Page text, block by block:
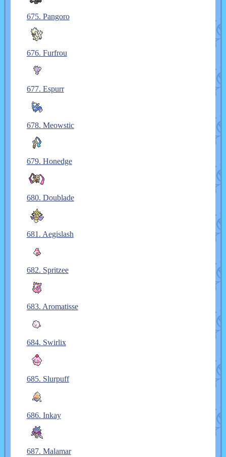
675. Pangoro
676. Furfrou
677. Espurr
678. Meowstic
679. Honedge
680. Doublade
681. Aegislash
682. Spritzee
683. Aromatisse
684. Swirlix
685. Slurpuff
686. Inkay
687. Malamar